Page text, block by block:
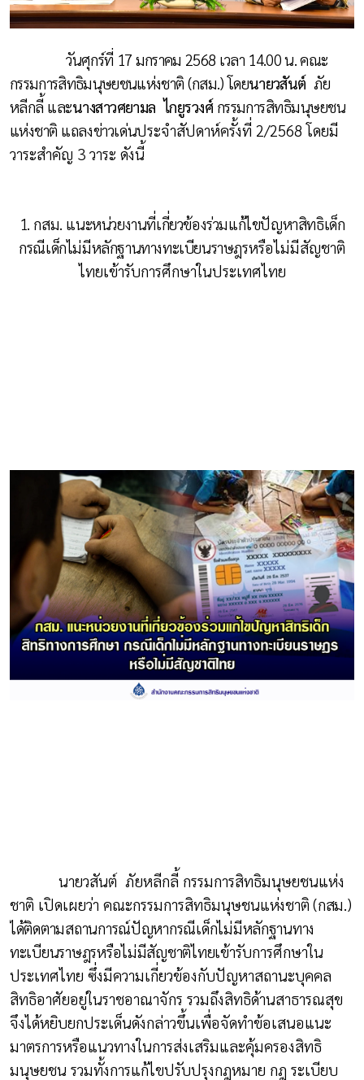
วันศุกร์ที่ 17 มกราคม 2568 เวลา 14.00 น. คณะ
กรรมการสิทธิมนุษยชนแห่งชาติ (กสม.) โดยนายวสันต์ ภัย
หลีกลี้ และนางสาวศยามล ไกยูรวงศ์กรรมการสิทธิมนุษยชน
แห่งชาติ แถลงข่าวเด่นประจำสัปดาห์ครั้งที่ 2/2568 โดยมี
วาระสำคัญ 3 วาระ ดังนี้
1. กสม. แนะหน่วยงานที่เกี่ยวข้องร่วมแก้ไขปัญหาสิทธิเด็ก
กรณีเด็กไม่มีหลักฐานทางทะเบียนราษฎรหรือไม่มีสัญชาติ
ไทยเข้ารับการศึกษาในประเทศไทย
นายวสันต์ ภัยหลีกลี้ กรรมการสิทธิมนุษยชนแห่ง
ชาติ เปิดเผยว่า คณะกรรมการสิทธิมนุษชนแห่งชาติ (กสม.)
ได้ติดตามสถานการณ์ปัญหากรณีเด็กไม่มีหลักฐานทาง
ทะเบียนราษฎรหรือไม่มีสัญชาติไทยเข้ารับการศึกษาใน
ประเทศไทย ซึ่งมีความเกี่ยวข้องกับปัญหาสถานะบุคคล
สิทธิอาศัยอยู่ในราชอาณาจักร รวมถึงสิทธิด้านสาธารณสุข
จึงได้หยิบยกประเด็นดังกล่าวขึ้นเพื่อจัดทำข้อเสนอแนะ
มาตรการหรือแนวทางในการส่งเสริมและคุ้มครองสิทธิ
มนุษยชน รวมทั้งการแก้ไขปรับปรุงกฎหมาย กฎ ระเบียบ